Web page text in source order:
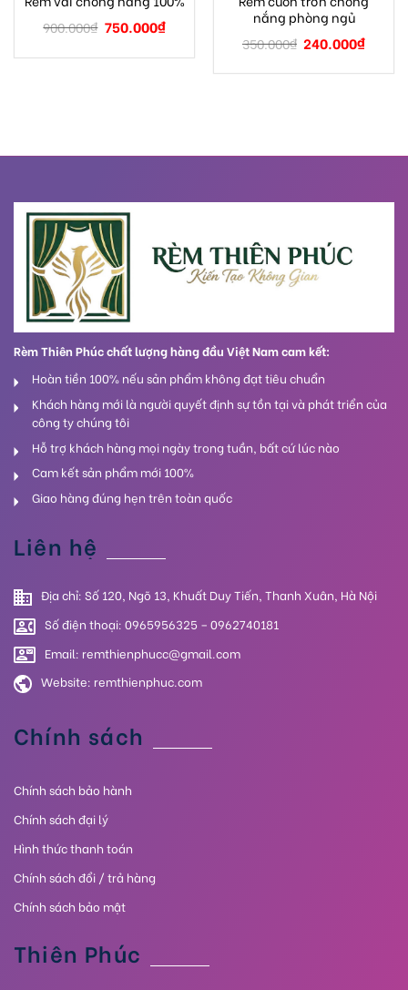
900.000₫ 750.000₫
nắng phòng ngủ
350.000₫ 240.000₫
Rèm Thiên Phúc chất lượng hàng đầu Việt Nam cam kết:
Hoàn tiền 100% nếu sản phẩm không đạt tiêu chuẩn
Khách hàng mới là người quyết định sự tồn tại và phát triển của
công ty chúng tôi
Hỗ trợ khách hàng mọi ngày trong tuần, bất cứ lúc nào
Cam kết sản phẩm mới 100%
Giao hàng đúng hẹn trên toàn quốc
Liên hệ
Địa chỉ: Số 120, Ngõ 13, Khuất Duy Tiến, Thanh Xuân, Hà Nội
Số điện thoại: 0965956325 – 0962740181
Email: remthienphucc@gmail.com
Website: remthienphuc.com
Chính sách
Chính sách bảo hành
Chính sách đại lý
Hình thức thanh toán
Chính sách đổi / trả hàng
Chính sách bảo mật
Thiên Phúc